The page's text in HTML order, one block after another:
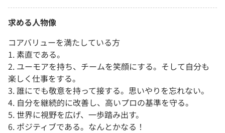
求める人物像
コアバリューを満たしている方
1. 素直である。
2. ユーモアを持ち、チームを笑顔にする。そして自分も
楽しく仕事をする。
3. 誰にでも敬意を持って接する。思いやりを忘れない。
4. 自分を継続的に改善し、高いプロの基準を守る。
5. 世界に視野を広げ、一歩踏み出す。
6. ポジティブである。なんとかなる！